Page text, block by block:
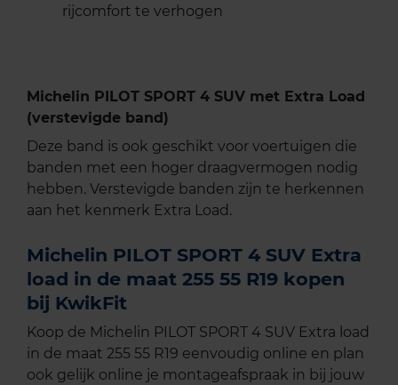
rijcomfort te verhogen
Michelin PILOT SPORT 4 SUV met Extra Load
(verstevigde band)
Deze band is ook geschikt voor voertuigen die
banden met een hoger draagvermogen nodig
hebben. Verstevigde banden zijn te herkennen
aan het kenmerk Extra Load.
Michelin PILOT SPORT 4 SUV Extra
load in de maat 255 55 R19 kopen
bij KwikFit
Koop de Michelin PILOT SPORT 4 SUV Extra load
in de maat 255 55 R19 eenvoudig online en plan
ook gelijk online je montageafspraak in bij jouw